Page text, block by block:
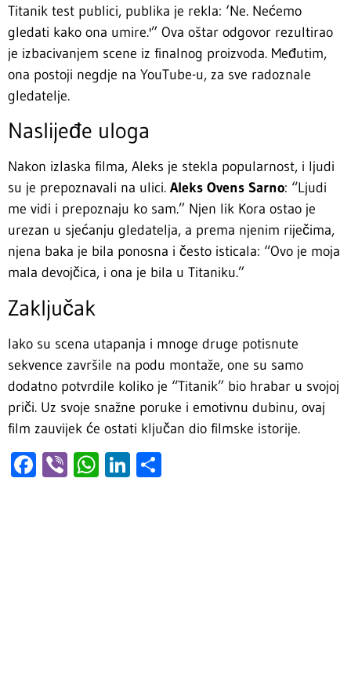
Titanik test publici, publika je rekla: ‘Ne. Nećemo
gledati kako ona umire.'” Ova oštar odgovor rezultirao
je izbacivanjem scene iz finalnog proizvoda. Međutim,
ona postoji negdje na YouTube-u, za sve radoznale
gledatelje.
Naslijeđe uloga
Nakon izlaska filma, Aleks je stekla popularnost, i ljudi
su je prepoznavali na ulici. Aleks Ovens Sarno: “Ljudi
me vidi i prepoznaju ko sam.” Njen lik Kora ostao je
urezan u sjećanju gledatelja, a prema njenim riječima,
njena baka je bila ponosna i često isticala: “Ovo je moja
mala devojčica, i ona je bila u Titaniku.”
Zaključak
Iako su scena utapanja i mnoge druge potisnute
sekvence završile na podu montaže, one su samo
dodatno potvrdile koliko je “Titanik” bio hrabar u svojoj
priči. Uz svoje snažne poruke i emotivnu dubinu, ovaj
film zauvijek će ostati ključan dio filmske istorije.
Facebook
ViberWhatsApp
LinkedIn